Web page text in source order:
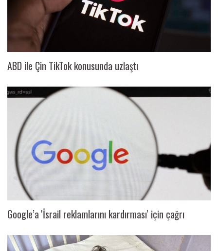
ABD ile Çin TikTok konusunda uzlaştı
Google’a 'İsrail reklamlarını kardırması' için çağrı